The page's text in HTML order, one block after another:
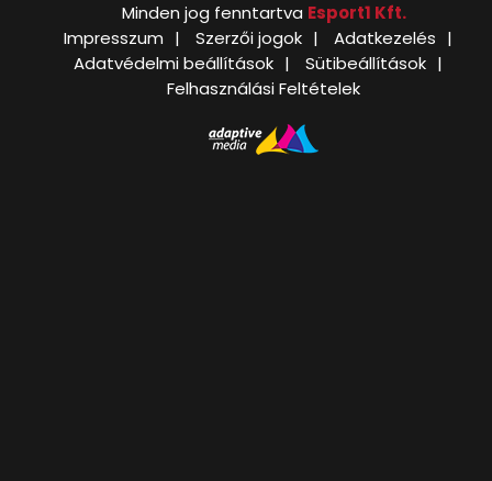
Minden jog fenntartva Esport1 Kft.
Impresszum
Szerzői jogok
Adatkezelés
Adatvédelmi beállítások
Sütibeállítások
Felhasználási Feltételek